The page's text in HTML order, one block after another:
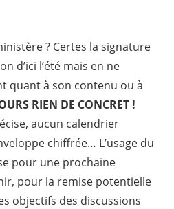
? Certes la signature
d’ici l’été mais en ne
quant à son contenu ou à
RIEN DE CONCRET !
aucun calendrier
chiffrée… L’usage du
pour une prochaine
pour la remise potentielle
objectifs des discussions